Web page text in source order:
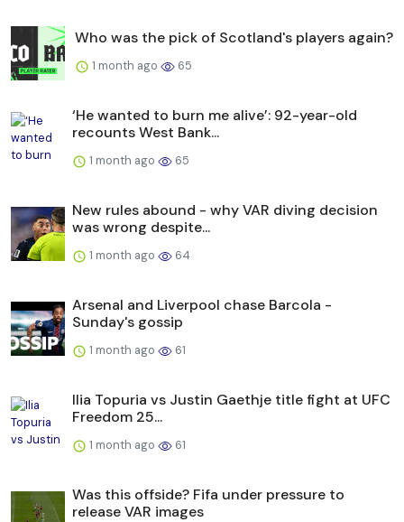
Who was the pick of Scotland's players again?
1 month ago 65
‘He wanted to burn me alive’: 92-year-old
recounts West Bank...
1 month ago 65
New rules abound - why VAR diving decision
was wrong despite...
1 month ago 64
Arsenal and Liverpool chase Barcola -
Sunday's gossip
1 month ago 61
Ilia Topuria vs Justin Gaethje title fight at UFC
Freedom 25...
1 month ago 61
Was this offside? Fifa under pressure to
release VAR images